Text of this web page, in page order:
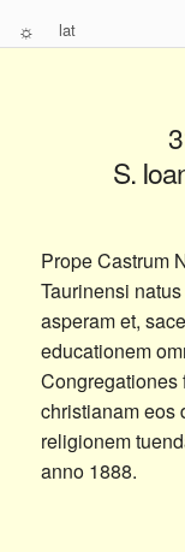
☼ lat
S.
Prope Castrum
Taurinensi
asperam et,
educationem
christianam eos
religionem
anno 1888.